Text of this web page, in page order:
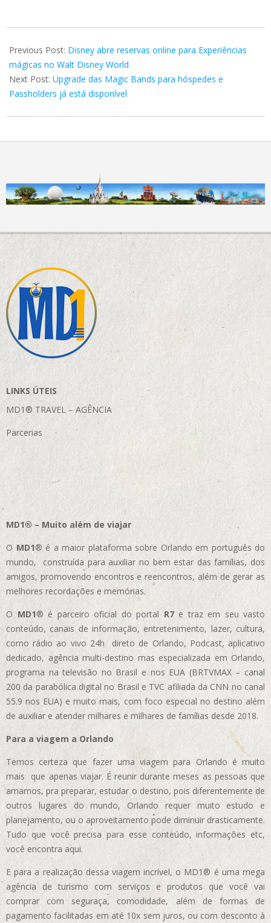
05-
20
Previous Post: Disney abre reservas online para Experiências
mágicas no Walt Disney World
Next Post: Upgrade das Magic Bands para hóspedes e
Passholders já está disponível
LINKS ÚTEIS
MD1® TRAVEL – AGÊNCIA
Parcerias
MD1® – Muito além de viajar
O MD1® é a maior plataforma sobre Orlando em português do
mundo, construída para auxiliar no bem estar das famílias, dos
amigos, promovendo encontros e reencontros, além de gerar as
melhores recordações e memórias.
OMD1® é parceiro oficial do portal R7e traz em seu vasto
conteúdo, canais de informação, entretenimento, lazer, cultura,
como rádio ao vivo 24h direto de Orlando, Podcast, aplicativo
dedicado, agência multi-destino mas especializada em Orlando,
programa na televisão no Brasil e nos EUA (BRTVMAX – canal
200 da parabólica digital no Brasil e TVC afiliada da CNN no canal
55.9 nos EUA) e muito mais, com foco especial no destino além
de auxiliar e atender milhares e milhares de famílias desde 2018.
Para a viagem a Orlando
Temos certeza que fazer uma viagem para Orlando é muito
mais que apenas viajar. É reunir durante meses as pessoas que
amamos, pra preparar, estudar o destino, pois diferentemente de
outros lugares do mundo, Orlando requer muito estudo e
planejamento, ou o aproveitamento pode diminuir drasticamente.
Tudo que você precisa para esse conteúdo, informações etc,
você encontra aqui.
E para a realização dessa viagem incrível, o MD1® é uma mega
agência de turismo com serviços e produtos que você vai
comprar com seguraça, comodidade, além de formas de
pagamento facilitadas em até 10x sem juros, ou com desconto à